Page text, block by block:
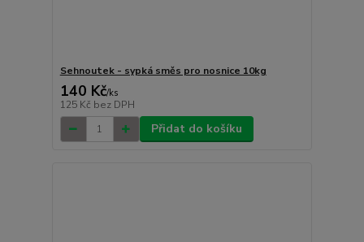
Sehnoutek - sypká směs pro nosnice 10kg
140 Kč/ks
125 Kč bez DPH
Přidat do košíku